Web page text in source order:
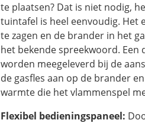
te plaatsen? Dat is niet nodig,
tuintafel is heel eenvoudig. Het
te zagen en de brander in het
het bekende spreekwoord.
worden meegeleverd bij de
de gasfles aan op de brander
warmte die het vlammenspel
Flexibel bedieningspaneel: